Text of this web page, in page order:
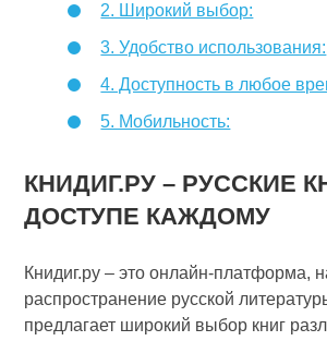
2. Широкий выбор:
3. Удобство использования:
4. Доступность в любое
5. Мобильность:
КНИДИГ.РУ – РУССКИЕ
ДОСТУПЕ КАЖДОМУ
Книдиг.ру – это онлайн-платформа,
распространение русской
предлагает широкий выбор книг